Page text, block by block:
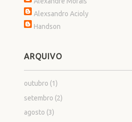
Alexsandro Acioly
Handson
ARQUIVO
outubro (1)
setembro (2)
agosto (3)